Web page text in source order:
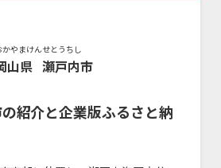
かやまけん
山県
せとうちし
瀬戸内市
の紹介と企業版ふるさと納